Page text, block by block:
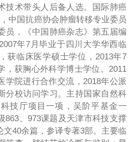
技术带头人后备人选。国际肺癌
中国抗癌协会肿瘤转移专业委员
员，《中国肺癌杂志》第五届编
2007年7 月毕业于四川大学华西临
获临床医学硕士学位， 2013年7
，获胸心外科学博士学位。 2011
学院进行合作交流， 2018年公派
分校访问学习。主持国家自然科
技厅项目一项，吴阶平基金一
863、 973课题及天津市科技支撑
文40余篇，参译专著3部。主要临